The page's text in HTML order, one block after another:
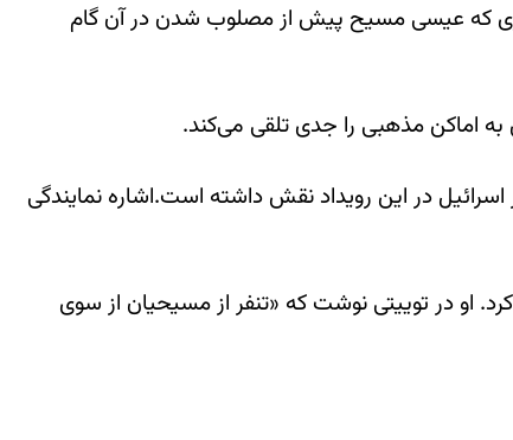
که عیسی مسیح پیش از مصلوب شدن در آن گام
به اماکن مذهبی را جدی تلقی می‌کند.
در این رویداد نقش داشته است.اشاره نمایندگی
او در توییتی نوشت که «تنفر از مسیحیان از سوی